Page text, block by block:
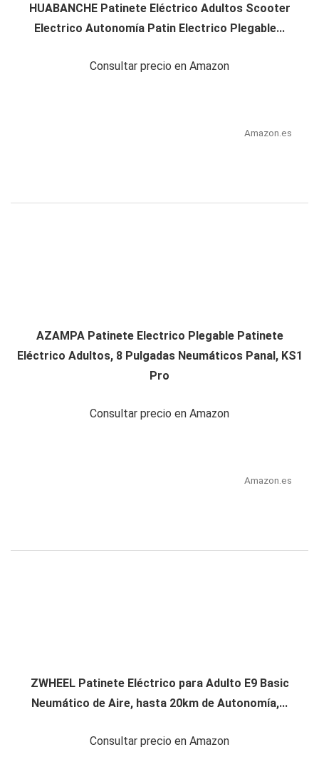
HUABANCHE Patinete Eléctrico Adultos Scooter
Electrico Autonomía Patin Electrico Plegable...
Consultar precio en Amazon
Amazon.es
AZAMPA Patinete Electrico Plegable Patinete
Eléctrico Adultos, 8 Pulgadas Neumáticos Panal, KS1
Pro
Consultar precio en Amazon
Amazon.es
ZWHEEL Patinete Eléctrico para Adulto E9 Basic
Neumático de Aire, hasta 20km de Autonomía,...
Consultar precio en Amazon